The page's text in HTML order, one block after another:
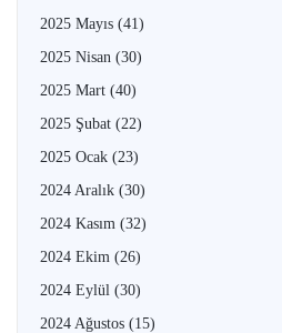
2025 Mayıs (41)
2025 Nisan (30)
2025 Mart (40)
2025 Şubat (22)
2025 Ocak (23)
2024 Aralık (30)
2024 Kasım (32)
2024 Ekim (26)
2024 Eylül (30)
2024 Ağustos (15)